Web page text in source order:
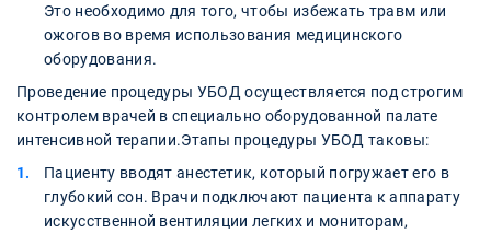
Это необходимо для того, чтобы избежать травм или
ожогов во время использования медицинского
оборудования.
Проведение процедуры УБОД осуществляется под строгим
контролем врачей в специально оборудованной палате
интенсивной терапии.Этапы процедуры УБОД таковы:
Пациенту вводят анестетик, который погружает его в
глубокий сон. Врачи подключают пациента к аппарату
искусственной вентиляции легких и мониторам,